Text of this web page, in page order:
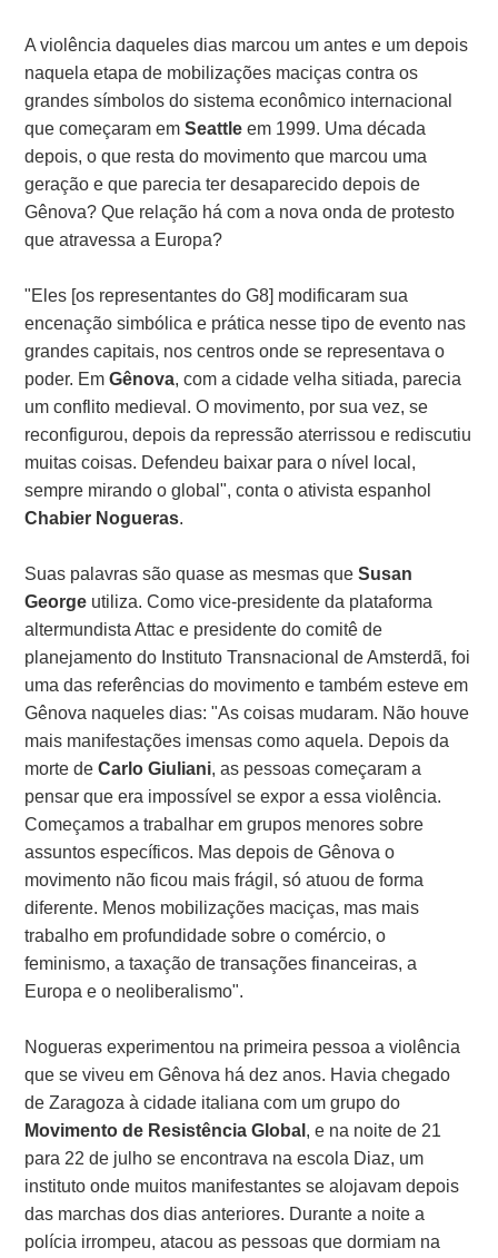
A violência daqueles dias marcou um antes e um depois
naquela etapa de mobilizações maciças contra os
grandes símbolos do sistema econômico internacional
que começaram emSeattleem 1999. Uma década
depois, o que resta do movimento que marcou uma
geração e que parecia ter desaparecido depois de
Gênova? Que relação há com a nova onda de protesto
que atravessa a Europa?
"Eles [os representantes do G8] modificaram sua
encenação simbólica e prática nesse tipo de evento nas
grandes capitais, nos centros onde se representava o
poder. EmGênova, com a cidade velha sitiada, parecia
um conflito medieval. O movimento, por sua vez, se
reconfigurou, depois da repressão aterrissou e rediscutiu
muitas coisas. Defendeu baixar para o nível local,
sempre mirando o global", conta o ativista espanhol
Chabier Nogueras.
Suas palavras são quase as mesmas queSusan
George utiliza. Como vice-presidente da plataforma
altermundista Attac e presidente do comitê de
planejamento do Instituto Transnacional de Amsterdã, foi
uma das referências do movimento e também esteve em
Gênova naqueles dias: "As coisas mudaram. Não houve
mais manifestações imensas como aquela. Depois da
morte deCarlo Giuliani, as pessoas começaram a
pensar que era impossível se expor a essa violência.
Começamos a trabalhar em grupos menores sobre
assuntos específicos. Mas depois de Gênova o
movimento não ficou mais frágil, só atuou de forma
diferente. Menos mobilizações maciças, mas mais
trabalho em profundidade sobre o comércio, o
feminismo, a taxação de transações financeiras, a
Europa e o neoliberalismo".
Nogueras experimentou na primeira pessoa a violência
que se viveu em Gênova há dez anos. Havia chegado
de Zaragoza à cidade italiana com um grupo do
Movimento de Resistência Global , e na noite de 21
para 22 de julho se encontrava na escola Diaz, um
instituto onde muitos manifestantes se alojavam depois
das marchas dos dias anteriores. Durante a noite a
polícia irrompeu, atacou as pessoas que dormiam na